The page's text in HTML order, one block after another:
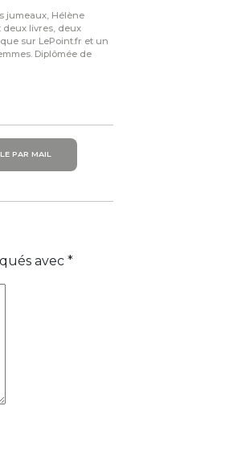
jumeaux, Hélène
livres, deux
sur LePoint.fr et un
Diplômée de
PAR MAIL
avec *